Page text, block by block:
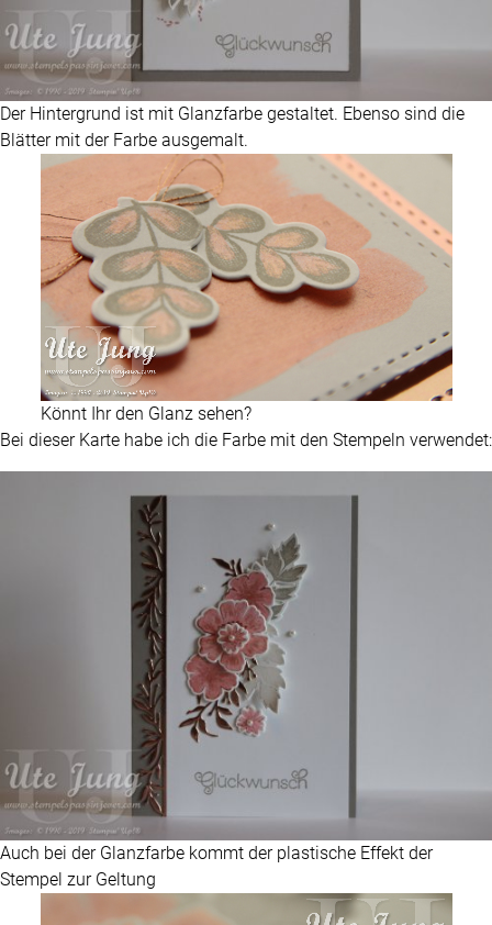
Der Hintergrund ist mit Glanzfarbe gestaltet. Ebenso sind die
Blätter mit der Farbe ausgemalt.
Könnt Ihr den Glanz sehen?
Bei dieser Karte habe ich die Farbe mit den Stempeln verwendet:
Auch bei der Glanzfarbe kommt der plastische Effekt der
Stempel zur Geltung